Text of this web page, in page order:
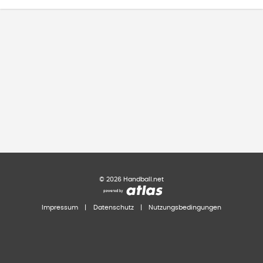
© 2026 Handball.net
Impressum Datenschutz Nutzungsbedingungen